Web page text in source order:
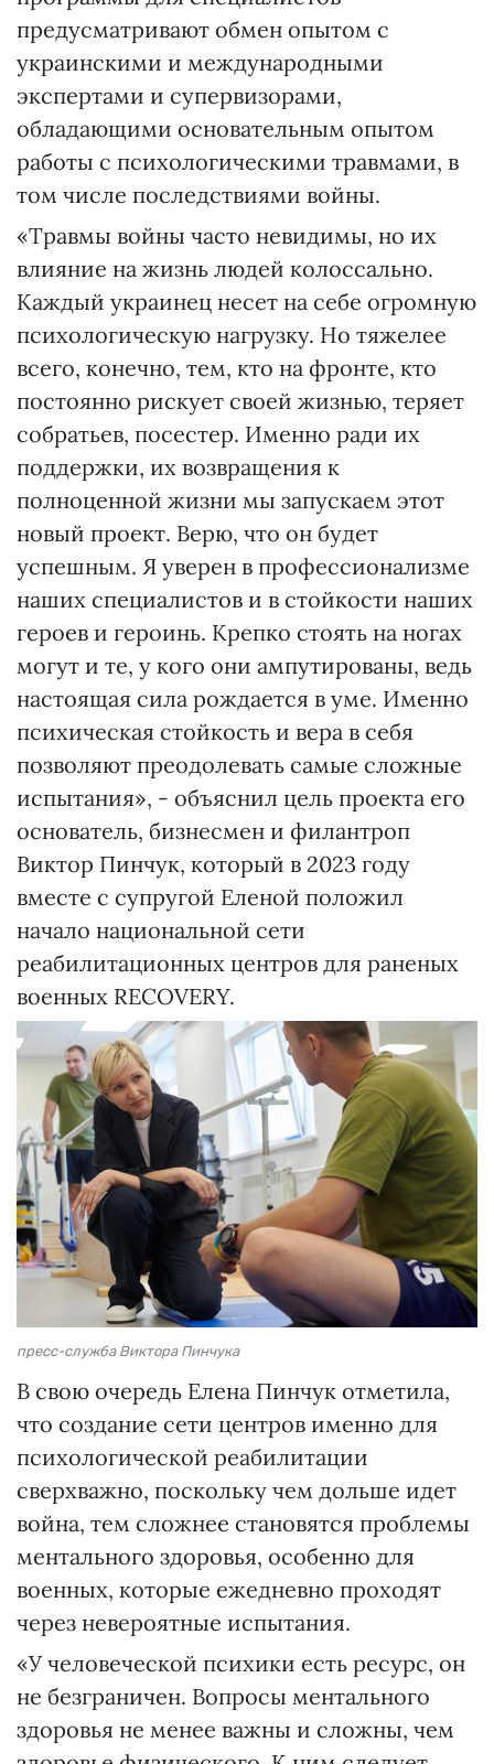
предусматривают обмен опытом с
украинскими и международными
экспертами и супервизорами,
обладающими основательным опытом
работы с психологическими травмами, в
том числе последствиями войны.
«Травмы войны часто невидимы, но их
влияние на жизнь людей колоссально.
Каждый украинец несет на себе огромную
психологическую нагрузку. Но тяжелее
всего, конечно, тем, кто на фронте, кто
постоянно рискует своей жизнью, теряет
собратьев, посестер. Именно ради их
поддержки, их возвращения к
полноценной жизни мы запускаем этот
новый проект. Верю, что он будет
успешным. Я уверен в профессионализме
наших специалистов и в стойкости наших
героев и героинь. Крепко стоять на ногах
могут и те, у кого они ампутированы, ведь
настоящая сила рождается в уме. Именно
психическая стойкость и вера в себя
позволяют преодолевать самые сложные
испытания», - объяснил цель проекта его
основатель, бизнесмен и филантроп
Виктор Пинчук, который в 2023 году
вместе с супругой Еленой положил
начало национальной сети
реабилитационных центров для раненых
военных RECOVERY.
пресс-служба Виктора Пинчука
В свою очередь Елена Пинчук отметила,
что создание сети центров именно для
психологической реабилитации
сверхважно, поскольку чем дольше идет
война, тем сложнее становятся проблемы
ментального здоровья, особенно для
военных, которые ежедневно проходят
через невероятные испытания.
«У человеческой психики есть ресурс, он
не безграничен. Вопросы ментального
здоровья не менее важны и сложны, чем